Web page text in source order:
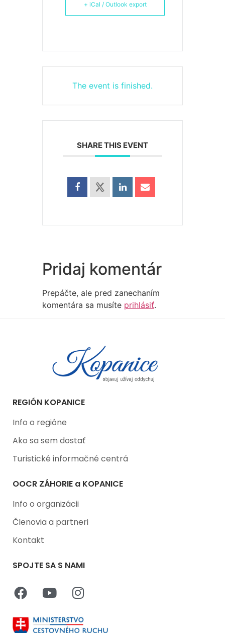
+ iCal / Outlook export
The event is finished.
SHARE THIS EVENT
Pridaj komentár
Prepáčte, ale pred zanechaním
komentára sa musíte prihlásiť.
REGIÓN KOPANICE
Info o regióne
Ako sa sem dostať
Turistické informačné centrá
OOCR ZÁHORIE a KOPANICE
Info o organizácii
Členovia a partneri
Kontakt
SPOJTE SA S NAMI